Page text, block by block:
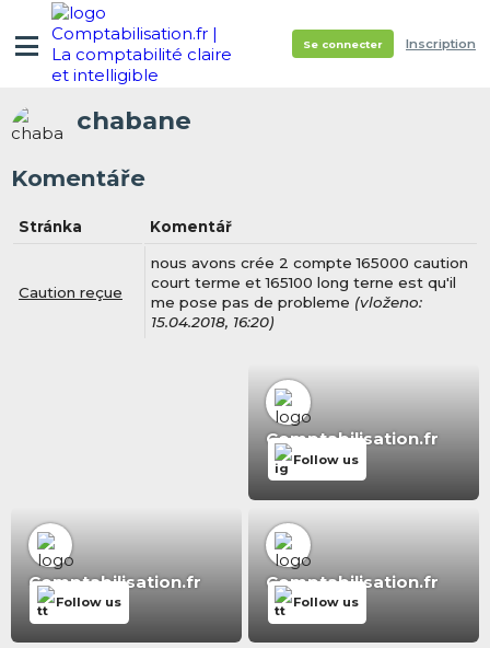
Se connecter Inscription
chabane
Komentáře
Stránka Komentář
Caution reçue
nous avons crée 2 compte 165000 caution
court terme et 165100 long terne est qu'il
me pose pas de probleme (vloženo:
15.04.2018, 16:20)
Comptabilisation.fr
Follow us
Comptabilisation.fr
Follow us
Comptabilisation.fr
Follow us